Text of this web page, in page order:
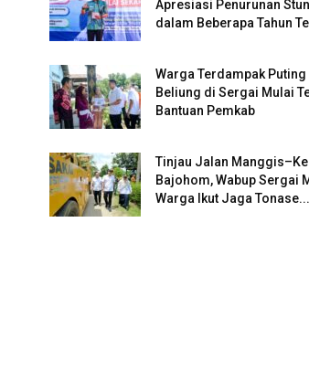
Apresiasi Penurunan
dalam Beberapa Tahun
Warga Terdampak Puting
Beliung di Sergai Mulai
Bantuan Pemkab
Tinjau Jalan
Bajohom, Wabup Sergai
Warga Ikut Jaga Tonase...